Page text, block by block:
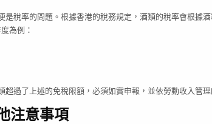
是稅率的問題。根據香港的稅務規定，酒類的稅率會根據
為例：
超過了上述的免稅限額，必須如實申報，並依勞動收入管
注意事項